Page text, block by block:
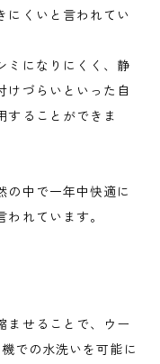
にくいと言われてい
ミになりにくく、静
けづらいといった自
することができま
の中で一年中快適に
れています。
ませることで、ウー
での水洗いを可能に